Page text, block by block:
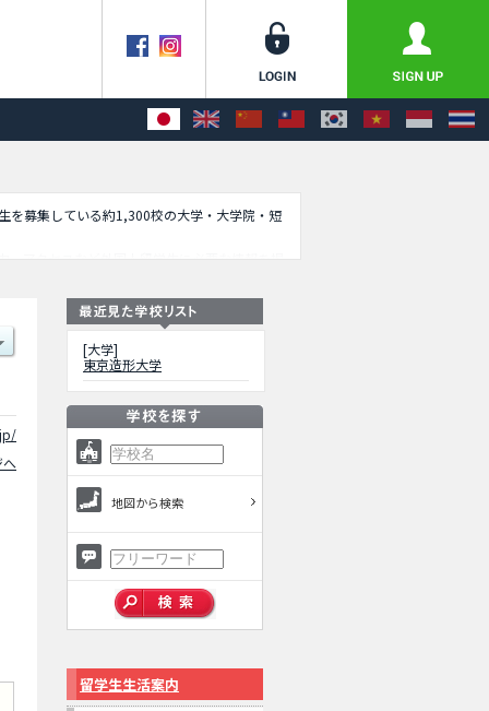
を募集している約1,300校の大学・大学院・短
アクセスなど外国人留学生に必要な情報を掲
へ
[大学]
東京造形大学
地図から検索
留学生生活案内